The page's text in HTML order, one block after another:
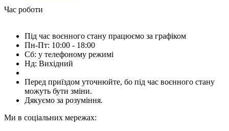
Час роботи
Під час воєнного стану працюємо за графіком
Пн-Пт: 10:00 - 18:00
Сб: у телефоному режимі
Нд: Вихідний
Перед приїздом уточнюйте, бо під час воєнного стану
можуть бути зміни.
Дякуємо за розуміння.
Ми в соціальних мережах: